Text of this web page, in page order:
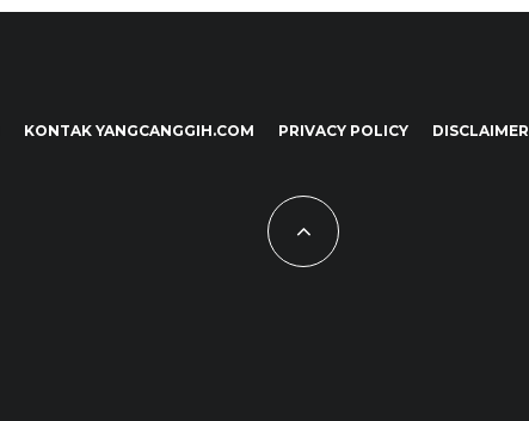
KONTAK YANGCANGGIH.COM PRIVACY POLICY DISCLAIMER